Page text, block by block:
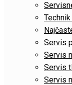
Servis
Servis
Servis
Servis